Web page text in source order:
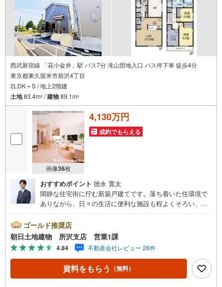
スペースを分けたり、季節ごとの衣類を整理したりと、驚
きの収納力を発揮します。現在建築中（未完成）です。
西武新宿線 「花小金井」駅 バス7分 滝山団地入口 バス停下車 徒歩4分
東京都東久留米市前沢4丁目
2LDK＋S / 地上2階建
土地83.4m2 /建物89.1m2
画像36枚
4,130万円
成約でもらえる
おすすめポイント 徳永 寛太
閑静な住宅街に佇む新築戸建てです。落ち着いた住環境で
ありながら、日々の生活に便利な施設も程よくそろい、暮
が差し込む開放的な空間で、家族が自然と集まる心地よさ
があります。穏やかな街並みの中で、ゆったりとした時間
を過ごしたい方におすすめの住まいです。■最寄り駅、西武
新宿線「花小金井駅」■2LDK＋納戸＋カースペース1■買物
環境・子育て環境良好■暮らしを彩る仕様・設備が充実■都
市ガス・本下水■長期優良住宅*住宅ローンのご相談*○どこ
ゴールド推奨店
朝日土地建物 所沢支店 営業1課
4.84 不動産会社レビュー 26件
資料をもらう （無料）